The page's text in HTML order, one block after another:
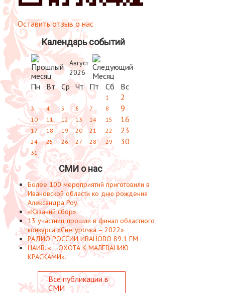
Оставить отзыв о нас
Календарь событий
Август
2026
Пн Вт Ср Чт Пт Сб Вс
1 2
3 4 5 6 7 8 9
10 11 12 13 14 15 16
17 18 19 20 21 22 23
24 25 26 27 28 29 30
31
СМИ о нас
Более 100 мероприятий приготовили в
Ивановской области ко дню рождения
Александра Роу
«Казачий сбор»
13 участниц прошли в финал областного
конкурса «Снегурочка – 2022»
РАДИО РОССИИ ИВАНОВО 89.1 FM
НАИВ. «... ОХОТА К МАЛЕВАНИЮ
КРАСКАМИ».
Все публикации в
СМИ